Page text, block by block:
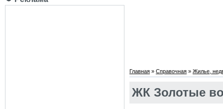
Главная » Справочная » Жилье,
ЖК Золотые